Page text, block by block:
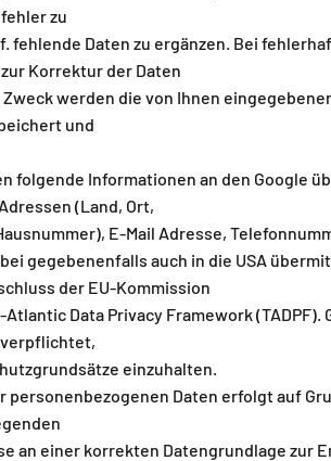
zu
fehlende Daten zu ergänzen. Bei
Korrektur der Daten
werden die von Ihnen
und
folgende Informationen an den Google
(Land, Ort,
E-Mail Adresse,
gegebenenfalls auch in die USA
der EU-Kommission
Data Privacy Framework (TADPF).
einzuhalten.
Daten erfolgt auf
an einer korrekten Datengrundlage zur